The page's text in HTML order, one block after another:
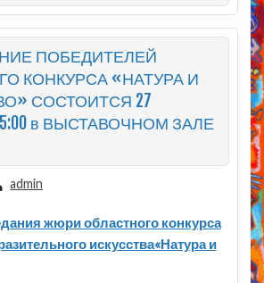
ПОБЕДИТЕЛЕЙ
КОНКУРСА «НАТУРА И
СОСТОИТСЯ 27
в ВЫСТАВОЧНОМ ЗАЛЕ
admin
жюри областного конкурса
искусства«Натура и